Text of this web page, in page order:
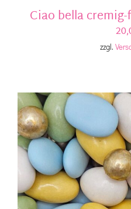
Ciao bella
zzgl.